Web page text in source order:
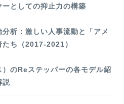
としての抑止力の構築
分析：激しい人事流動と「アメ
たち（2017-2021）
のReステッパーの各モデル紹
説